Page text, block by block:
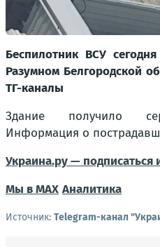
Беспилотник ВСУ
Разумном Белгородской
ТГ-каналы
Здание получило
Информация о
Украина.ру — подписаться
Мы в MAX Аналитика
Источник: Telegram-канал